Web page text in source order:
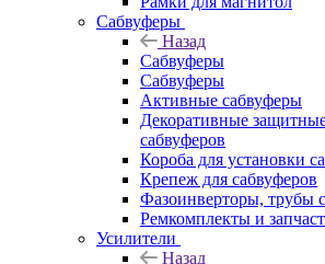
Сабвуферы
Назад
Сабвуферы
Сабвуферы
Активные сабвуферы
Декоративные
сабвуферов
Короба для установки
Крепеж для сабвуферов
Фазоинверторы, трубы
Ремкомплекты и
Усилители
Назад